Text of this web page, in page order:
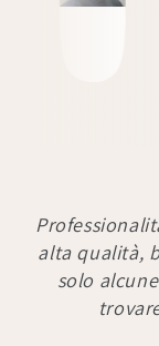
alta qualità,
solo